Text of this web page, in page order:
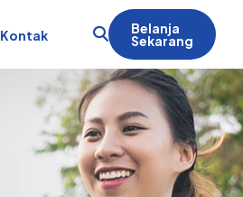
Kontak Belanja
Sekarang